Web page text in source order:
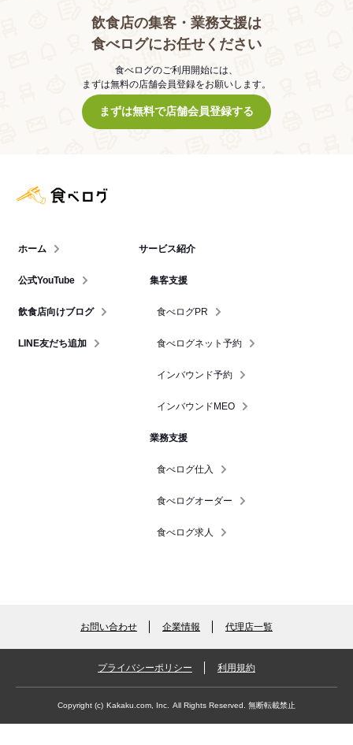
飲食店の集客・業務支援は
食べログにお任せください
食べログのご利用開始には、
まずは無料の店舗会員登録をお願いします。
まずは無料で店舗会員登録する
ホーム
公式YouTube
飲食店向けブログ
LINE友だち追加
サービス紹介
集客支援
食べログPR
食べログネット予約
インバウンド予約
インバウンドMEO
業務支援
食べログ仕入
食べログオーダー
食べログ求人
お問い合わせ 企業情報 代理店一覧
プライバシーポリシー 利用規約
Copyright (c) Kakaku.com, Inc. All Rights Reserved. 無断転載禁止